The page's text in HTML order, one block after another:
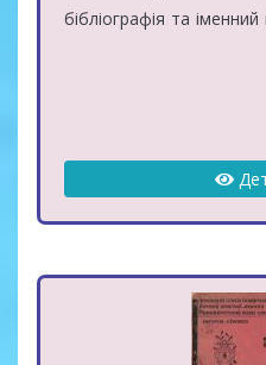
бібліографія та